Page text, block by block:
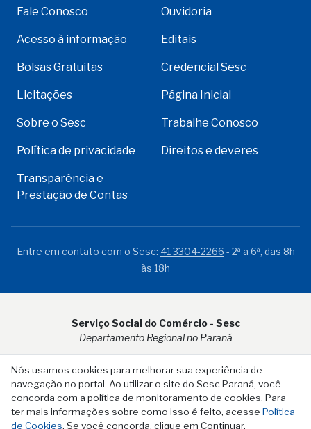
Nós usamos cookies para melhorar sua experiência de
navegação no portal. Ao utilizar o site do Sesc Paraná, você
concorda com a política de monitoramento de cookies. Para
ter mais informações sobre como isso é feito, acesse Política
de Cookies. Se você concorda, clique em Continuar.
Fale Conosco Ouvidoria
Acesso à informação Editais
Bolsas Gratuitas Credencial Sesc
Licitações Página Inicial
Sobre o Sesc Trabalhe Conosco
Política de privacidade Direitos e deveres
Transparência e
Prestação de Contas
Entre em contato com o Sesc: 41 3304-2266 - 2ª a 6ª, das 8h
às 18h
Serviço Social do Comércio - Sesc
Departamento Regional no Paraná
Rua Visconde do Rio Branco, 931 - CEP 80.410-001 - Curitiba -
PR